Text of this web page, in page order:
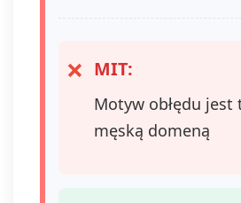
się" znajdującego
mail od nas.
MIT:
Motyw obłędu jest
męską domeną